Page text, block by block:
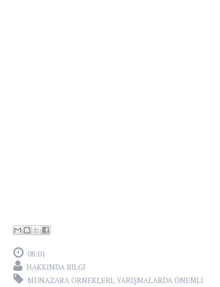
08:01
HAKKINDA BILGI
MÜNAZARA ÖRNEKLERI, YARIŞMALARDA ÖNEMLI